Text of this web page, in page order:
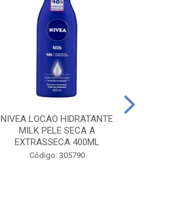
NIVEA LOCAO HIDRATANTE
MILK PELE SECA A
EXTRASSECA 400ML
Código: 305790